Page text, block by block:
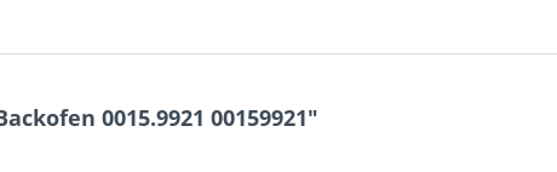
0015.9921 00159921"